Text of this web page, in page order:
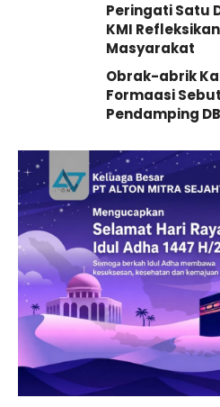
Peringati Satu
KMI
Masyarakat
Obrak-abrik
Formaasi
Pendamping